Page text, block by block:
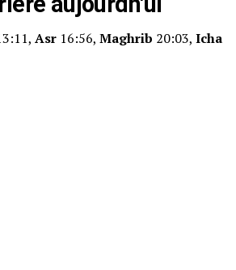
Asr 16:56, Maghrib 20:03, Icha